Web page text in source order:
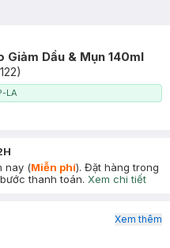
Giảm Dầu & Mụn 140ml
)
LA
nay (Miễn phí). Đặt hàng trong
thanh toán. Xem chi tiết
Xem thêm